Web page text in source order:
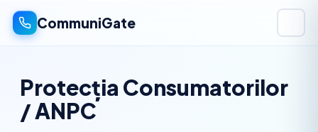
CommuniGate
Protecția Consumatorilor
/ ANPC